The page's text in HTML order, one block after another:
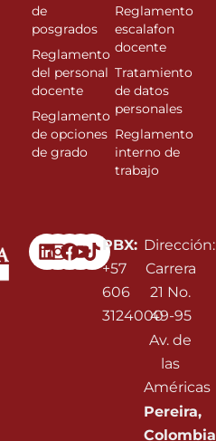
Linkedin
Instagram
Facebook
Youtube
PBX:
+57
606
3124000
Dirección:
Carrera
21 No.
49-95
Av. de
las
Américas
Pereira,
Colombia
de
posgrados
Reglamento
del personal
docente
Reglamento
de opciones
de grado
Reglamento
escalafon
docente
Tratamiento
de datos
personales
Reglamento
interno de
trabajo